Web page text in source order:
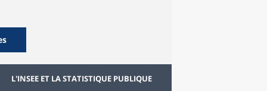
L'INSEE ET LA STATISTIQUE PUBLIQUE